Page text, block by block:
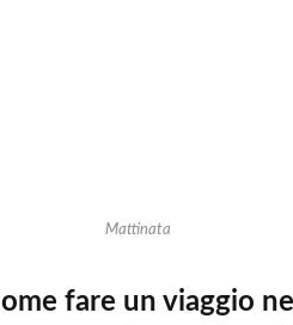
Mattinata
fare un viaggio